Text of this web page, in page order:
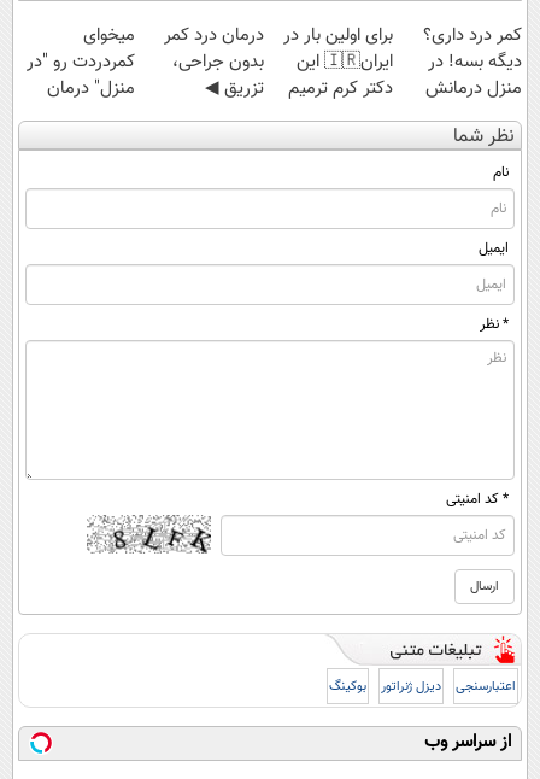
کمر درد داری؟
دیگه بسه! در
منزل درمانش
کن
(◀پرسش‌نامه)
برای اولین بار در
ایران🇮🇷 این
دکتر کرم ترمیم
کننده 23 روزه
ساخت!
درمان درد کمر
بدون جراحی،
تزریق ◀
پرسش‌نامه رو پر
کن ▶
میخوای
کمردردت رو "در
منزل" درمان
کنی؟ (◂فیلم +
◂پرسش‌نامه)
نظر شما
نام
ایمیل
* نظر
* کد امنیتی
اعتبارسنجی دیزل ژنراتور بوکینگ
از سراسر وب